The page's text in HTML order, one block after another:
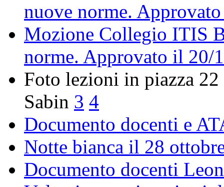
nuove norme.
Mozione Collegio ITIS
norme. Approvato il 20/
Foto lezioni in piazza
Sabin 3 4
Documento docenti e
Notte bianca il 28
Documento docenti